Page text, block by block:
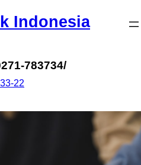
Indonesia
783734/
22